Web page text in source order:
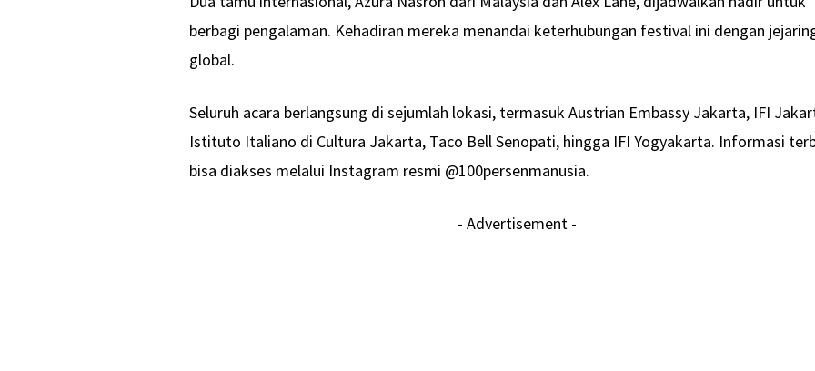
berbagi pengalaman. Kehadiran mereka menandai keterhubungan festival ini dengan
global.
Seluruh acara berlangsung di sejumlah lokasi, termasuk Austrian Embassy Jakarta, IFI
Istituto Italiano di Cultura Jakarta, Taco Bell Senopati, hingga IFI Yogyakarta. Informasi
bisa diakses melalui Instagram resmi @100persenmanusia.
- Advertisement -